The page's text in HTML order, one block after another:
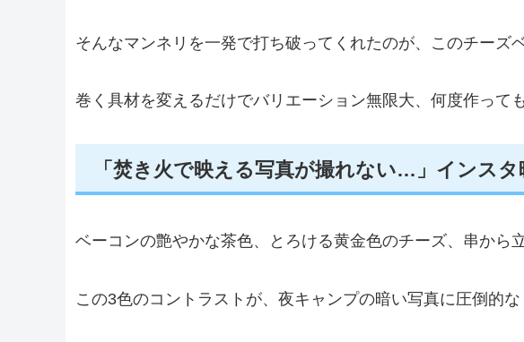
そんなマンネリを一発で打ち破ってくれたのが、このチーズ
巻く具材を変えるだけでバリエーション無限大、何度作って
「焚き火で映える写真が撮れない…」インス
ベーコンの艶やかな茶色、とろける黄金色のチーズ、串から
この3色のコントラストが、夜キャンプの暗い写真に圧倒的な